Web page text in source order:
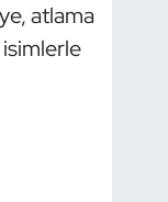
atlama
isimlerle